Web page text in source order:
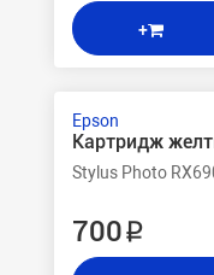
+
Epson
Картридж
Stylus Photo
700 ₽